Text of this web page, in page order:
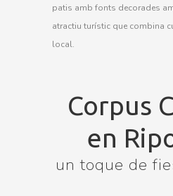
patis amb fonts decorades
atractiu turístic que combina
local.
Corpus
en
un toque de